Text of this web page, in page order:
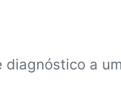
diagnóstico a um